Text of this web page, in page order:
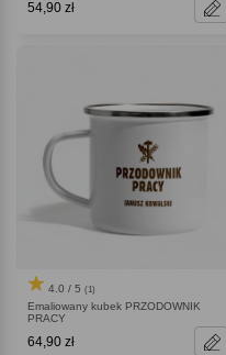
54,90 zł
4.0 / 5 (1)
Emaliowany kubek PRZODOWNIK
PRACY
64,90 zł